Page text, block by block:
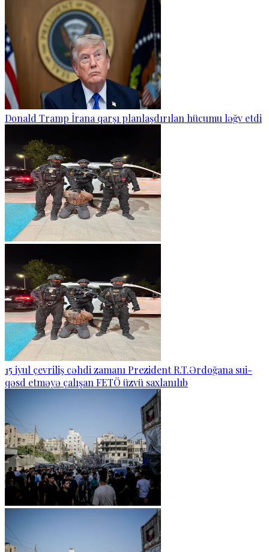
Donald Tramp İrana qarşı planlaşdırılan hücumu ləğv etdi
15 iyul çevriliş cəhdi zamanı Prezident R.T.Ərdoğana sui-
qəsd etməyə çalışan FETÖ üzvü saxlanılıb